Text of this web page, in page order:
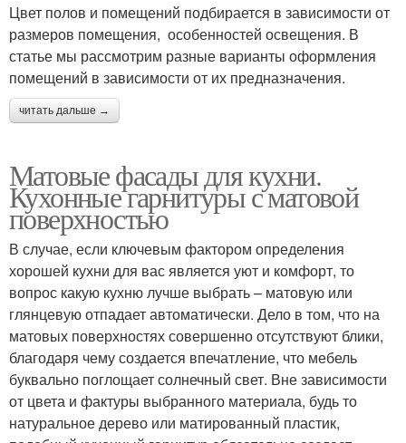
Цвет полов и помещений подбирается в зависимости от
размеров помещения, особенностей освещения. В
статье мы рассмотрим разные варианты оформления
помещений в зависимости от их предназначения.
читать дальше →
Матовые фасады для кухни.
Кухонные гарнитуры с матовой
поверхностью
В случае, если ключевым фактором определения
хорошей кухни для вас является уют и комфорт, то
вопрос какую кухню лучше выбрать – матовую или
глянцевую отпадает автоматически. Дело в том, что на
матовых поверхностях совершенно отсутствуют блики,
благодаря чему создается впечатление, что мебель
буквально поглощает солнечный свет. Вне зависимости
от цвета и фактуры выбранного материала, будь то
натуральное дерево или матированный пластик,